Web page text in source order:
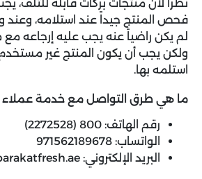
نظراً لأن منتجات بركات قابلة للتلف،
فحص المنتج جيداً عند استلامه، وعند
لم يكن راضياً عنه يجب عليه إرجاعه
ولكن يجب أن يكون المنتج غير
استلمه بها.
ما هي طرق التواصل مع خدمة عملاء
رقم الهاتف: 800 (2272528)
الواتساب: 971562189678
البريد الإلكتروني: info@barakatfresh.ae